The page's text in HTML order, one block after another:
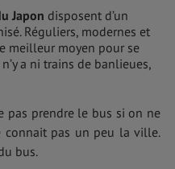
Japon disposent d’un
Réguliers, modernes et
meilleur moyen pour se
a ni trains de banlieues,
pas prendre le bus si on ne
pas un peu la ville.
bus.